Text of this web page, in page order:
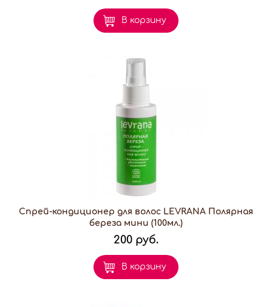
В корзину
Спрей-кондиционер для волос LEVRANA Полярная
береза мини (100мл.)
200 руб.
В корзину